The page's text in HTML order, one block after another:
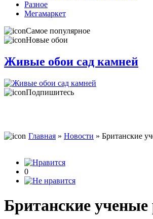
Разное
Мегамаркет
Самое популярное
Новые обои
Живые обои сад камней
Подпишитесь
Главная » Новости » Британские
0
Британские ученые